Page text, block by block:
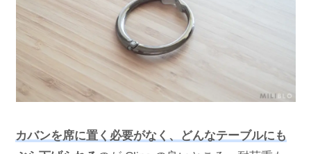
カバンを席に置く必要がなく、どんなテーブルにも